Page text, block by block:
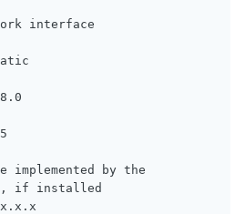
interface
implemented by the
if installed